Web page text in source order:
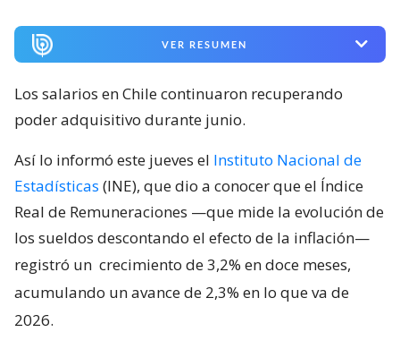
VER RESUMEN
Los salarios en Chile continuaron recuperando
poder adquisitivo durante junio.
Así lo informó este jueves el Instituto Nacional de
Estadísticas (INE), que dio a conocer que el Índice
Real de Remuneraciones —que mide la evolución de
los sueldos descontando el efecto de la inflación—
registró un crecimiento de 3,2% en doce meses,
acumulando un avance de 2,3% en lo que va de
2026.